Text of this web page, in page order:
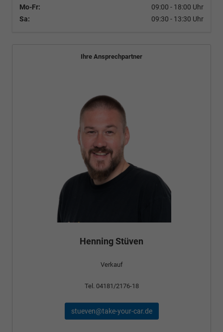
Mo-Fr:
09:00 - 18:00 Uhr
Sa:
09:30 - 13:30 Uhr
Ihre Ansprechpartner
Henning Stüven
Verkauf
Tel. 04181/2176-18
stueven@take-your-car.de